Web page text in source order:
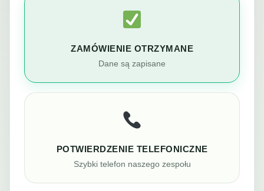
ZAMÓWIENIE OTRZYMANE
Dane są zapisane
POTWIERDZENIE TELEFONICZNE
Szybki telefon naszego zespołu